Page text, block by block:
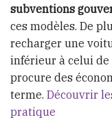
subventions
ces modèles. De
recharger une
inférieur à celui de
procure des
terme. Découvrir
pratique